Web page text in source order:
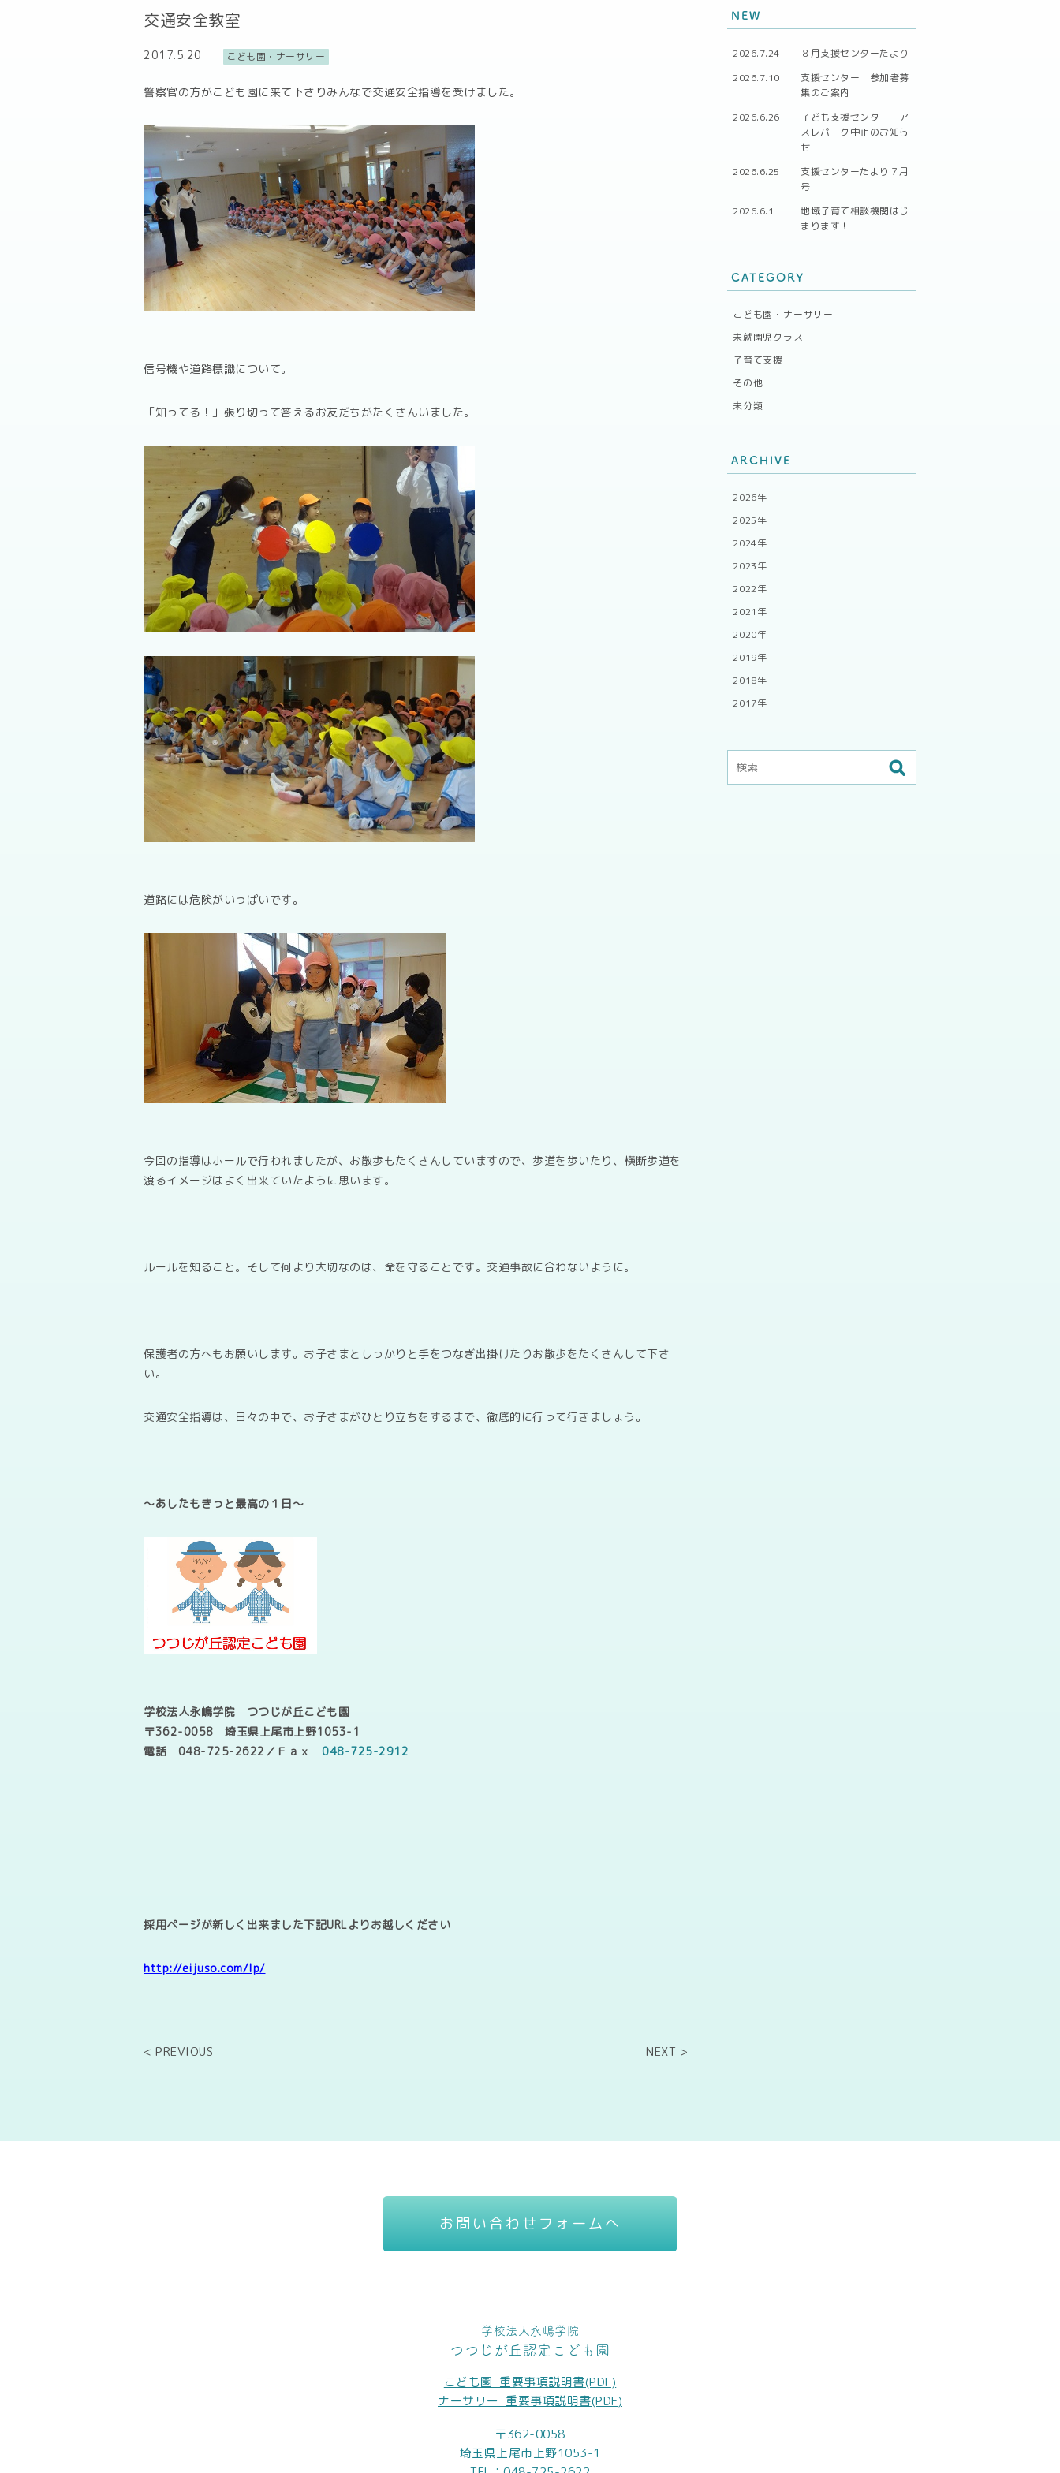
交通安全教室
2017.5.20 こども園・ナーサリー
警察官の方がこども園に来て下さりみんなで交通安全指導を受けました。
信号機や道路標識について。
「知ってる！」張り切って答えるお友だちがたくさんいました。
道路には危険がいっぱいです。
今回の指導はホールで行われましたが、お散歩もたくさんしていますので、歩道を歩いたり、横断歩道を
渡るイメージはよく出来ていたように思います。
ルールを知ること。そして何より大切なのは、命を守ることです。交通事故に合わないように。
保護者の方へもお願いします。お子さまとしっかりと手をつなぎ出掛けたりお散歩をたくさんして下さ
い。
交通安全指導は、日々の中で、お子さまがひとり立ちをするまで、徹底的に行って行きましょう。
～あしたもきっと最高の１日～
学校法人永嶋学院 つつじが丘こども園
〒362-0058 埼玉県上尾市上野1053-1
電話 048-725-2622／Ｆａｘ 048-725-2912
採用ページが新しく出来ました下記URLよりお越しください
http://eijuso.com/lp/
< PREVIOUS NEXT >
NEW
2026.7.24
８月支援センターたより
2026.7.10
支援センター 参加者募
集のご案内
2026.6.26
子ども支援センター ア
スレパーク中止のお知ら
せ
2026.6.25
支援センターたより７月
号
2026.6.1
地域子育て相談機関はじ
まります！
CATEGORY
こども園・ナーサリー
未就園児クラス
子育て支援
その他
未分類
ARCHIVE
2026年
2025年
2024年
2023年
2022年
2021年
2020年
2019年
2018年
2017年
お問い合わせフォームへ
学校法人永嶋学院
つつじが丘認定こども園
こども園_重要事項説明書(PDF)
ナーサリー_重要事項説明書(PDF)
〒362-0058
埼玉県上尾市上野1053-1